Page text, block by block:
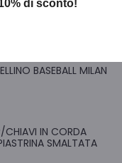
BASEBALL MILAN
CHIAVI IN CORDA
SMALTATA
di sconto!